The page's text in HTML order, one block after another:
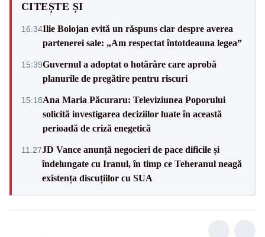
CITEȘTE ȘI
16:34Ilie Bolojan evită un răspuns clar despre averea
partenerei sale: „Am respectat întotdeauna legea”
15:39Guvernul a adoptat o hotărâre care aprobă
planurile de pregătire pentru riscuri
15:18Ana Maria Păcuraru: Televiziunea Poporului
solicită investigarea deciziilor luate în această
perioadă de criză enegetică
11:27JD Vance anunță negocieri de pace dificile și
îndelungate cu Iranul, în timp ce Teheranul neagă
existența discuțiilor cu SUA